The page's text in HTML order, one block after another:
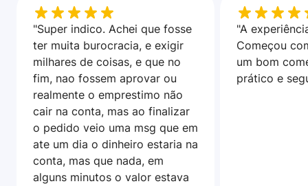
"Super indico. Achei que fosse
ter muita burocracia, e exigir
milhares de coisas, e que no
fim, nao fossem aprovar ou
realmente o emprestimo não
cair na conta, mas ao finalizar
o pedido veio uma msg que em
ate um dia o dinheiro estaria na
conta, mas que nada, em
alguns minutos o valor estava
"A
Começou
um bom
prático e